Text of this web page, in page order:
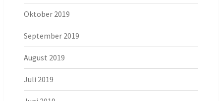
Oktober 2019
September 2019
August 2019
Juli 2019